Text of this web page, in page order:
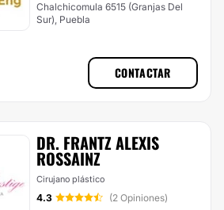
Chalchicomula 6515 (Granjas Del
Sur), Puebla
CONTACTAR
DR. FRANTZ ALEXIS
ROSSAINZ
Cirujano plástico
4.3
(2 Opiniones)